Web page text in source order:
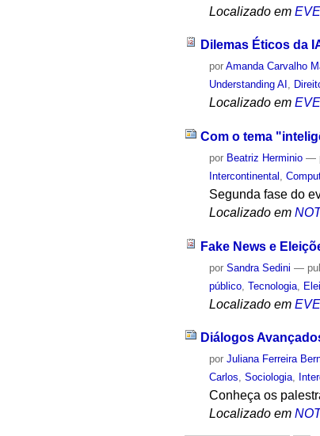
Localizado em
Dilemas Éticos da
porAmanda Carvalho
Understanding AI ,
Localizado em
Com o tema
por Beatriz Herminio —
Intercontinental
,
Segunda fase do
Localizado em
Fake News e
porSandra Sedini —
público ,Tecnologia
Localizado em
Diálogos
porJuliana Ferreira
Carlos,Sociologia,
Conheça os
Localizado em